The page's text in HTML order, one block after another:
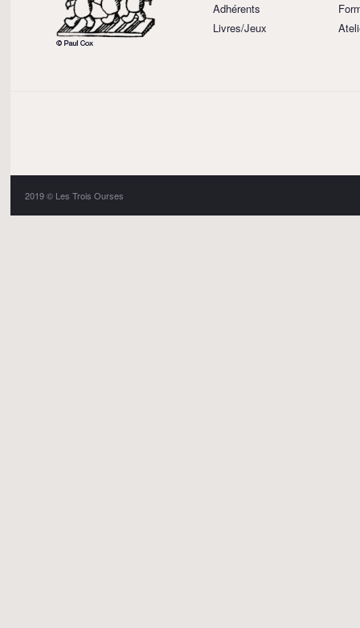
Adhérents
Livres/Jeux
2019 © Les Trois Ourses